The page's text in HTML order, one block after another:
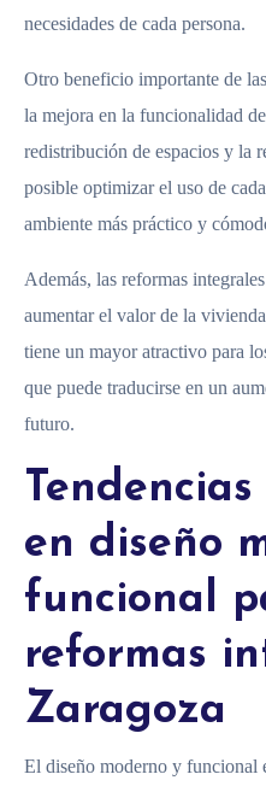
necesidades de cada persona.
Otro beneficio importante de
la mejora en la funcionalidad
redistribución de espacios y la
posible optimizar el uso de
ambiente más práctico y
Además, las reformas
aumentar el valor de la
tiene un mayor atractivo para
que puede traducirse en un
futuro.
en diseño
funcional
reformas
Zaragoza
El diseño moderno y funcional